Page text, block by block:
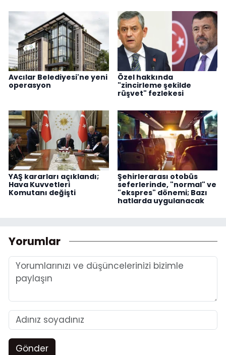
Avcılar Belediyesi'ne yeni
operasyon
Özel hakkında
"zincirleme şekilde
rüşvet" fezlekesi
YAŞ kararları açıklandı;
Hava Kuvvetleri
Komutanı değişti
Şehirlerarası otobüs
seferlerinde, "normal" ve
"ekspres" dönemi; Bazı
hatlarda uygulanacak
Yorumlar
Gönder